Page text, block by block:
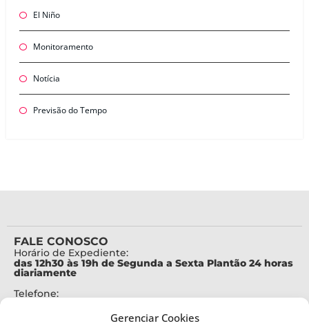
Gerenciar Cookies
El Niño
Monitoramento
Notícia
Previsão do Tempo
FALE CONOSCO
Horário de Expediente:
das 12h30 às 19h de Segunda a Sexta Plantão 24 horas
diariamente
Telefone: